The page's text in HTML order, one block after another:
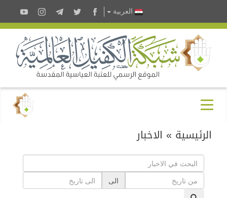
العربية
الرئيسية » الاخبار
الى